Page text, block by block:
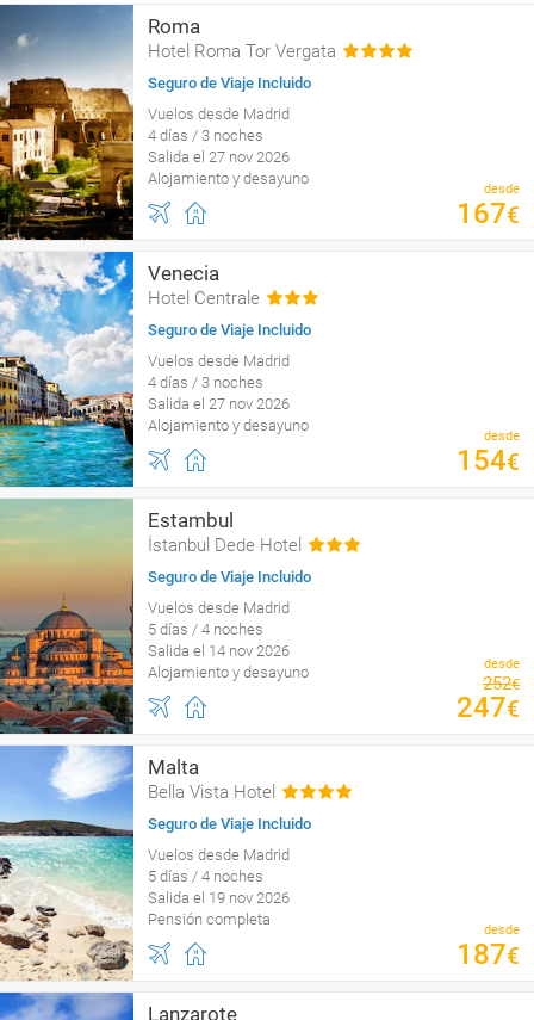
Roma
Hotel Roma Tor Vergata
Seguro de Viaje Incluido
Vuelos desde Madrid
4 días / 3 noches
Salida el 27 nov 2026
Alojamiento y desayuno
desde
167€
Venecia
Hotel Centrale
Seguro de Viaje Incluido
Vuelos desde Madrid
4 días / 3 noches
Salida el 27 nov 2026
Alojamiento y desayuno
desde
154€
Estambul
İstanbul Dede Hotel
Seguro de Viaje Incluido
Vuelos desde Madrid
5 días / 4 noches
Salida el 14 nov 2026
Alojamiento y desayuno
desde
252€
247€
Malta
Bella Vista Hotel
Seguro de Viaje Incluido
Vuelos desde Madrid
5 días / 4 noches
Salida el 19 nov 2026
Pensión completa
desde
187€
Lanzarote